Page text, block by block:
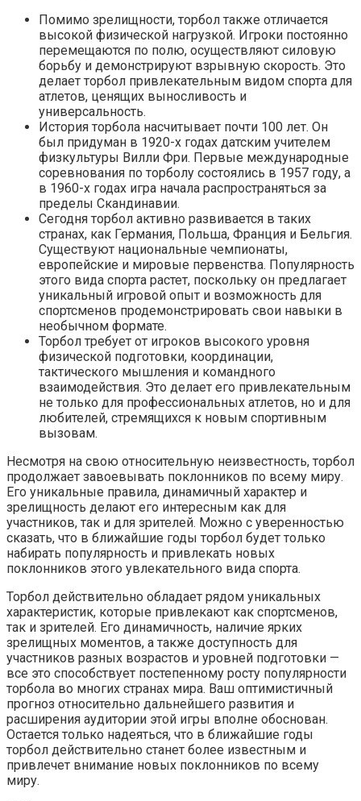
Помимо зрелищности, торбол также отличается
высокой физической нагрузкой. Игроки постоянно
перемещаются по полю, осуществляют силовую
борьбу и демонстрируют взрывную скорость. Это
делает торбол привлекательным видом спорта для
атлетов, ценящих выносливость и
универсальность.
История торбола насчитывает почти 100 лет. Он
был придуман в 1920-х годах датским учителем
физкультуры Вилли Фри. Первые международные
соревнования по торболу состоялись в 1957 году, а
в 1960-х годах игра начала распространяться за
пределы Скандинавии.
Сегодня торбол активно развивается в таких
странах, как Германия, Польша, Франция и Бельгия.
Существуют национальные чемпионаты,
европейские и мировые первенства. Популярность
этого вида спорта растет, поскольку он предлагает
уникальный игровой опыт и возможность для
спортсменов продемонстрировать свои навыки в
необычном формате.
Торбол требует от игроков высокого уровня
физической подготовки, координации,
тактического мышления и командного
взаимодействия. Это делает его привлекательным
не только для профессиональных атлетов, но и для
любителей, стремящихся к новым спортивным
вызовам.
Несмотря на свою относительную неизвестность, торбол
продолжает завоевывать поклонников по всему миру.
Его уникальные правила, динамичный характер и
зрелищность делают его интересным как для
участников, так и для зрителей. Можно с уверенностью
сказать, что в ближайшие годы торбол будет только
набирать популярность и привлекать новых
поклонников этого увлекательного вида спорта.
Торбол действительно обладает рядом уникальных
характеристик, которые привлекают как спортсменов,
так и зрителей. Его динамичность, наличие ярких
зрелищных моментов, а также доступность для
участников разных возрастов и уровней подготовки —
все это способствует постепенному росту популярности
торбола во многих странах мира. Ваш оптимистичный
прогноз относительно дальнейшего развития и
расширения аудитории этой игры вполне обоснован.
Остается только надеяться, что в ближайшие годы
торбол действительно станет более известным и
привлечет внимание новых поклонников по всему
миру.